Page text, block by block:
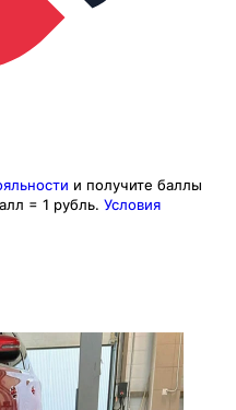
и получите баллы
= 1 рубль. Условия